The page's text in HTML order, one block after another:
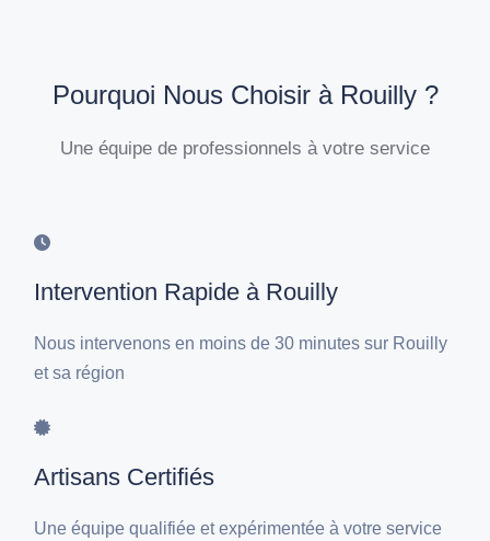
Pourquoi Nous Choisir à Rouilly ?
Une équipe de professionnels à votre service
Intervention Rapide à Rouilly
Nous intervenons en moins de 30 minutes sur Rouilly
et sa région
Artisans Certifiés
Une équipe qualifiée et expérimentée à votre service